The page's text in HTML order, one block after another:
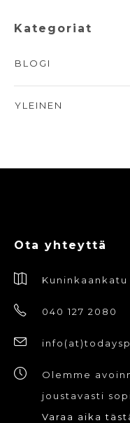
Kategoriat
BLOGI
YLEINEN
Ota yhteyttä
Kuninkaankatu
040 127 2080
Olemme
joustavasti
Varaa aika